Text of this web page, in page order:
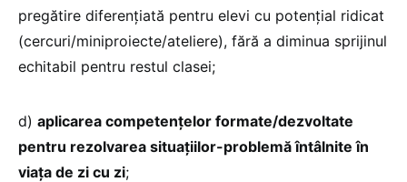
pregătire diferențiată pentru elevi cu potențial ridicat
(cercuri/miniproiecte/ateliere), fără a diminua sprijinul
echitabil pentru restul clasei;
d) aplicarea competențelor formate/dezvoltate
pentru rezolvarea situațiilor-problemă întâlnite în
viața de zi cu zi;